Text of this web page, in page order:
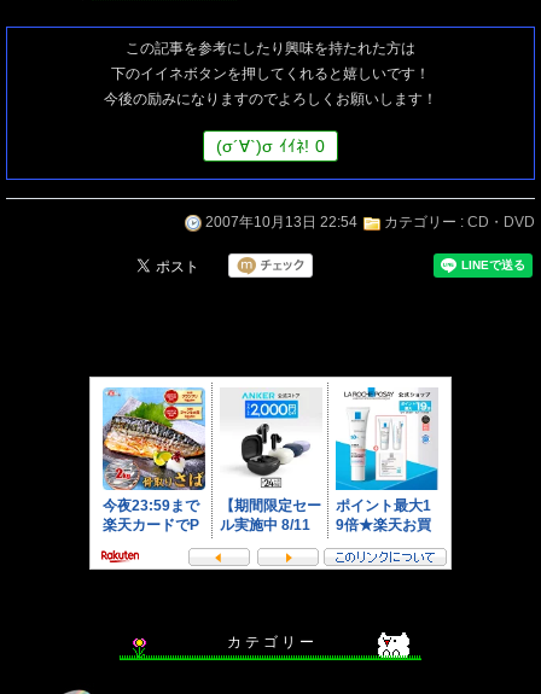
この記事を参考にしたり興味を持たれた方は
下のイイネボタンを押してくれると嬉しいです！
今後の励みになりますのでよろしくお願いします！
(σ´∀`)σ ｲｲﾈ! 0
2007年10月13日 22:54 カテゴリー : CD・DVD
カ テ ゴ リ ー